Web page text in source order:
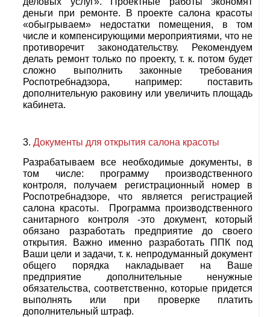
деньги при ремонте. В проекте салона красоты
«обыгрываем» недостатки помещения, в том
числе и компенсирующими мероприятиями, что не
противоречит законодательству. Рекомендуем
делать ремонт только по проекту, т. к. потом будет
сложно выполнить законные требования
Роспотребнадзора, например: поставить
дополнительную раковину или увеличить площадь
кабинета.
Документы для открытия салона красоты
Разрабатываем все необходимые документы, в
том числе: программу производственного
контроля, получаем регистрационный номер в
Роспотребнадзоре, что является регистрацией
салона красоты. Программа производственного
санитарного контроля -это документ, который
обязано разработать предприятие до своего
открытия. Важно именно разработать ППК под
Ваши цели и задачи, т. к. непродуманный документ
общего порядка накладывает на Ваше
предприятие дополнительные ненужные
обязательства, соответственно, которые придется
выполнять или при проверке платить
дополнительный штраф.